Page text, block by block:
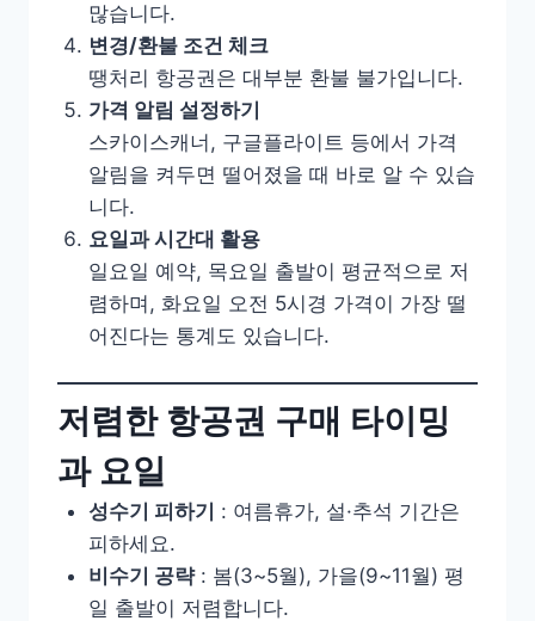
많습니다.
변경/환불 조건 체크
땡처리 항공권은 대부분 환불 불가입니다.
가격 알림 설정하기
스카이스캐너, 구글플라이트 등에서 가격
알림을 켜두면 떨어졌을 때 바로 알 수 있습
니다.
요일과 시간대 활용
일요일 예약, 목요일 출발이 평균적으로 저
렴하며, 화요일 오전 5시경 가격이 가장 떨
어진다는 통계도 있습니다.
저렴한 항공권 구매 타이밍
과 요일
성수기 피하기 : 여름휴가, 설·추석 기간은
피하세요.
비수기 공략: 봄(3~5월), 가을(9~11월) 평
일 출발이 저렴합니다.